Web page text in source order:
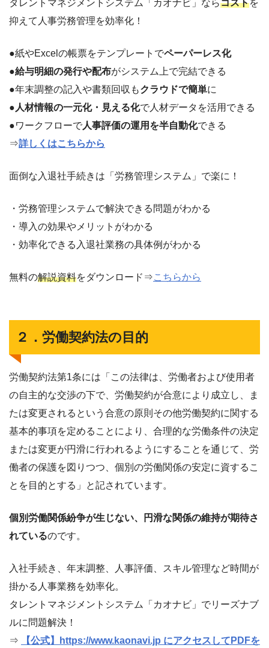
タレントマネジメントシステム「カオナビ」ならコストを
抑えて人事労務管理を効率化！
●紙やExcelの帳票をテンプレートでペーパーレス化
●給与明細の発行や配布がシステム上で完結できる
●年末調整の記入や書類回収もクラウドで簡単に
● 人材情報の一元化・見える化で人材データを活用できる
●ワークフローで人事評価の運用を半自動化できる
⇒詳しくはこちらから
面倒な入退社手続きは「労務管理システム」で楽に！
・労務管理システムで解決できる問題がわかる
・導入の効果やメリットがわかる
・効率化できる入退社業務の具体例がわかる
無料の解説資料をダウンロード⇒こちらから
２．労働契約法の目的
労働契約法第1条には「この法律は、労働者および使用者
の自主的な交渉の下で、労働契約が合意により成立し、ま
たは変更されるという合意の原則その他労働契約に関する
基本的事項を定めることにより、合理的な労働条件の決定
または変更が円滑に行われるようにすることを通じて、労
働者の保護を図りつつ、個別の労働関係の安定に資するこ
とを目的とする」と記されています。
個別労働関係紛争が生じない、円滑な関係の維持が期待さ
れているのです。
入社手続き、年末調整、人事評価、スキル管理など時間が
掛かる人事業務を効率化。
タレントマネジメントシステム「カオナビ」でリーズナブ
ルに問題解決！
⇒
【公式】https://www.kaonavi.jp にアクセスしてPDFを